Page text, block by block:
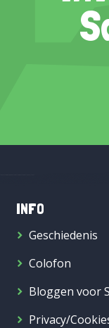
INFO
Geschiedenis
Colofon
Bloggen voor
Privacy/